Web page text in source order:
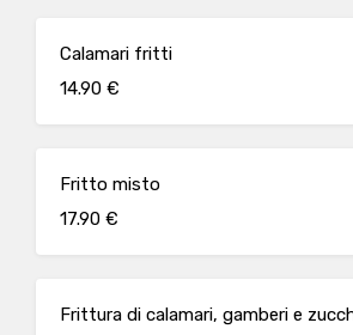
Calamari fritti
14.90 €
Fritto misto
17.90 €
Frittura di calamari, gamberi e